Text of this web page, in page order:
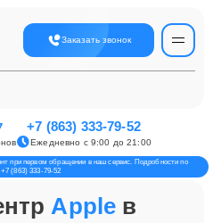
Заказать звонок
+7 (863) 333-79-52
Ежедневно с 9:00 до 21:00
при первом обращении в наш сервис. Подробности по
(863) 333-79-52
Apple в